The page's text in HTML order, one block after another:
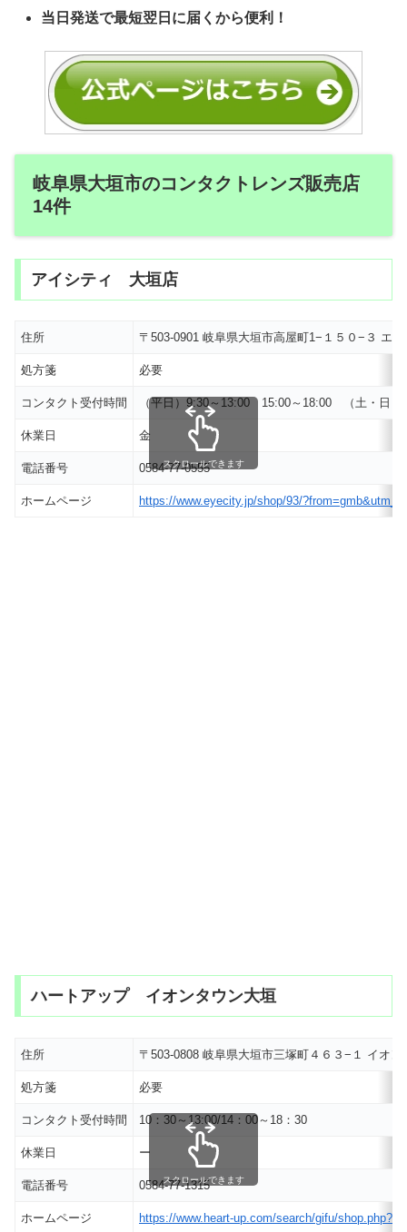
当日発送で最短翌日に届くから便利！
岐阜県大垣市のコンタクトレンズ販売店
14件
アイシティ 大垣店
住所 〒503-0901 岐阜県大垣市高屋町1−１５０−３ エ
処方箋 必要
コンタクト受付時間 （平日）9:30～13:00 15:00～18:00 （土・日
休業日 金
電話番号 0584-77-0555
ホームページ https://www.eyecity.jp/shop/93/
スクロールできます
ハートアップ イオンタウン大垣
住所 〒503-0808 岐阜県大垣市三塚町４６３−１ イオ
処方箋 必要
コンタクト受付時間 10：30～13:00/14：00～18：30
休業日 ー
電話番号 0584-77-1315
ホームページ https://www.heart-up.com/search/gifu/
スクロールできます